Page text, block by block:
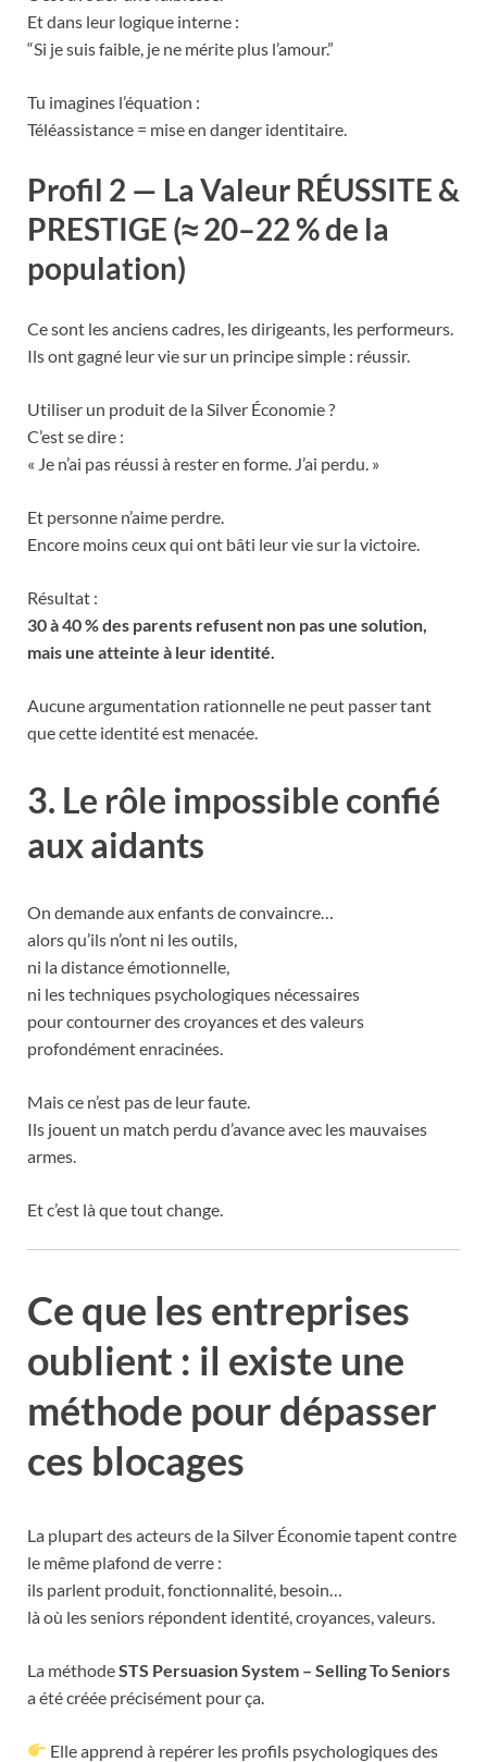
Et dans leur logique interne :
“Si je suis faible, je ne mérite plus l’amour.”
Tu imagines l’équation :
Téléassistance = mise en danger identitaire.
Profil 2 — La Valeur RÉUSSITE &
PRESTIGE (≈ 20–22 % de la
population)
Ce sont les anciens cadres, les dirigeants, les performeurs.
Ils ont gagné leur vie sur un principe simple : réussir.
Utiliser un produit de la Silver Économie ?
C’est se dire :
« Je n’ai pas réussi à rester en forme. J’ai perdu. »
Et personne n’aime perdre.
Encore moins ceux qui ont bâti leur vie sur la victoire.
Résultat :
30 à 40 % des parents refusent non pas une solution,
mais une atteinte à leur identité.
Aucune argumentation rationnelle ne peut passer tant
que cette identité est menacée.
3. Le rôle impossible confié
aux aidants
On demande aux enfants de convaincre…
alors qu’ils n’ont ni les outils,
ni la distance émotionnelle,
ni les techniques psychologiques nécessaires
pour contourner des croyances et des valeurs
profondément enracinées.
Mais ce n’est pas de leur faute.
Ils jouent un match perdu d’avance avec les mauvaises
armes.
Et c’est là que tout change.
Ce que les entreprises
oublient : il existe une
méthode pour dépasser
ces blocages
La plupart des acteurs de la Silver Économie tapent contre
le même plafond de verre :
ils parlent produit, fonctionnalité, besoin…
là où les seniors répondent identité, croyances, valeurs.
La méthodeSTS Persuasion System – Selling To Seniors
a été créée précisément pour ça.
Elle apprend à repérer les profils psychologiques des